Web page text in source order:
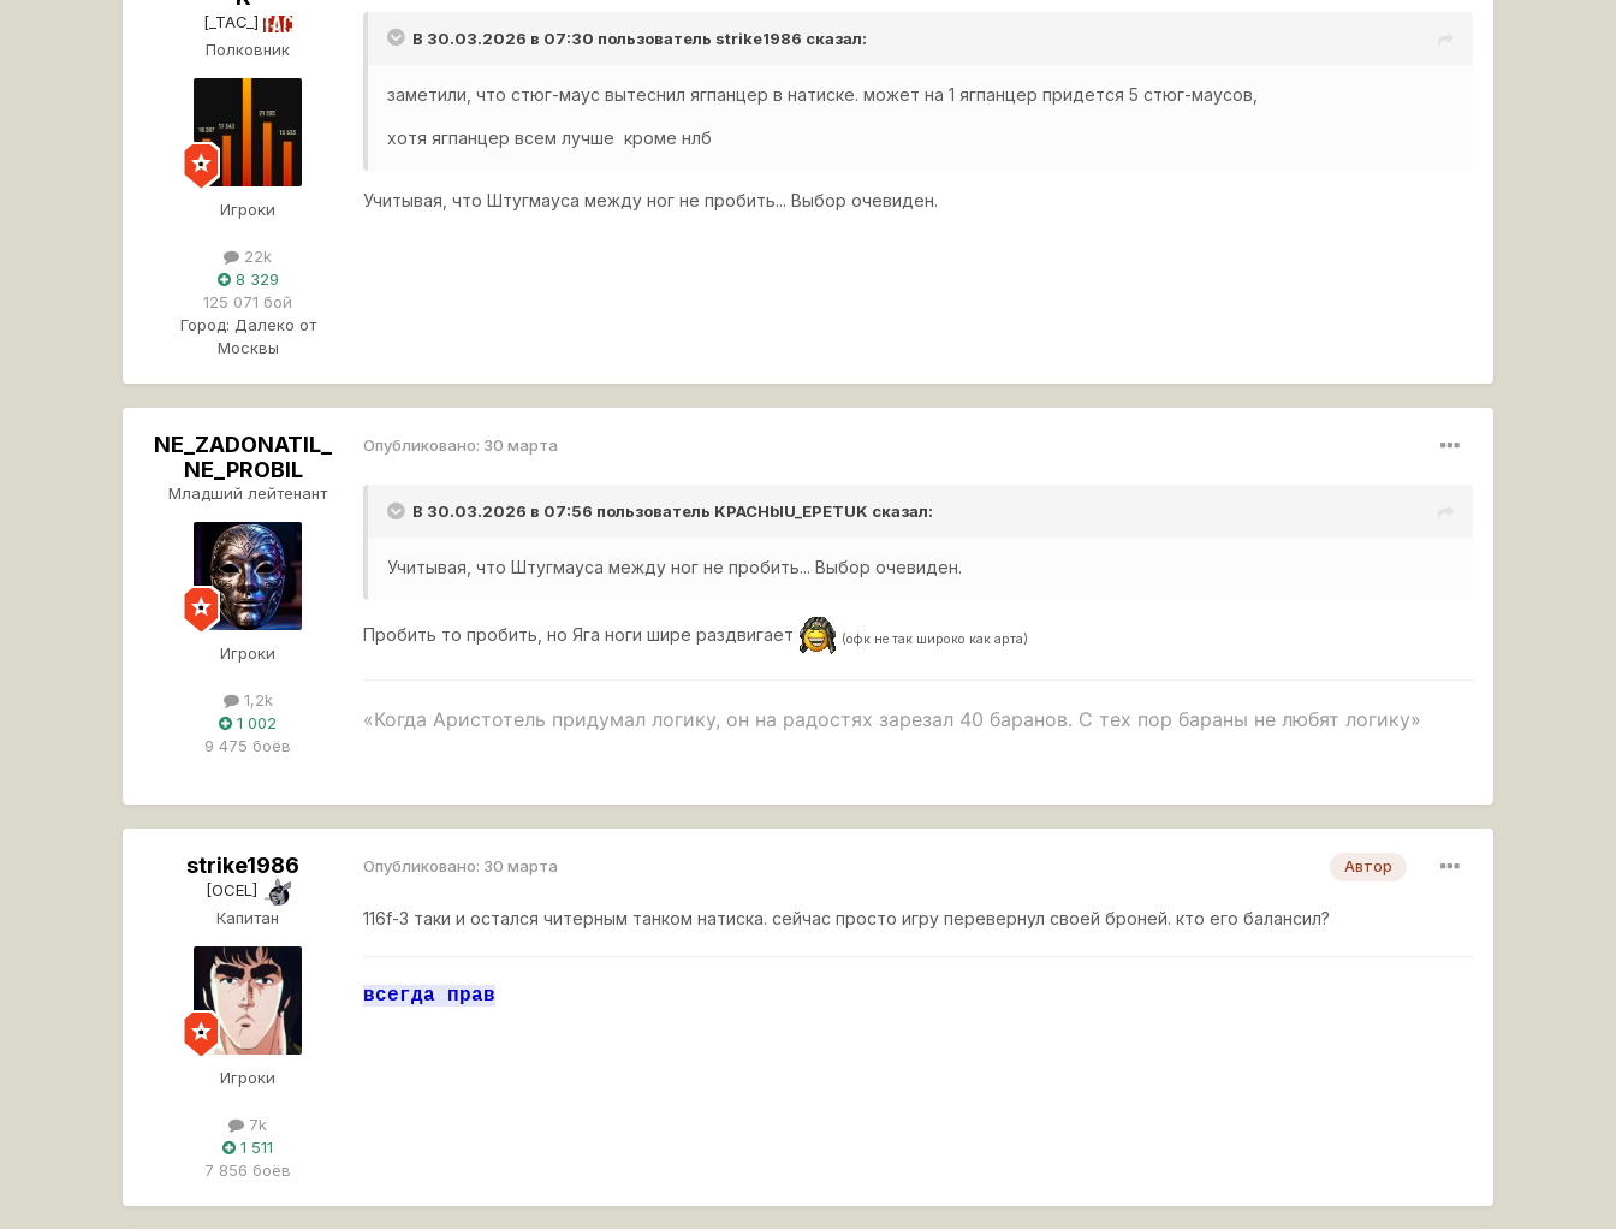
[_TAC_]
Полковник
Игроки
22k
8 329
125 071 бой
Город: Далеко от
Москвы
В 30.03.2026 в 07:30 пользователь strike1986 сказал:
заметили, что стюг-маус вытеснил ягпанцер в натиске. может на 1 ягпанцер придется 5 стюг-маусов,
хотя ягпанцер всем лучше кроме нлб
Учитывая, что Штугмауса между ног не пробить... Выбор очевиден.
NE_ZADONATIL_
NE_PROBIL
Младший лейтенант
Игроки
1,2k
1 002
9 475 боёв
Опубликовано: 30 марта
В 30.03.2026 в 07:56 пользователь KPACHbIU_EPETUK сказал:
Учитывая, что Штугмауса между ног не пробить... Выбор очевиден.
Пробить то пробить, но Яга ноги шире раздвигает (офк не так широко как арта)
«Когда Аристотель придумал логику, он на радостях зарезал 40 баранов. С тех пор бараны не любят логику»
strike1986
[OCEL]
Капитан
Игроки
7k
1 511
7 856 боёв
Автор
Опубликовано: 30 марта
116f-3 таки и остался читерным танком натиска. сейчас просто игру перевернул своей броней. кто его балансил?
всегда прав